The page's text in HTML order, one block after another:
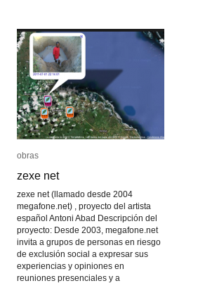
obras
zexe net
zexe net (llamado desde 2004
megafone.net) , proyecto del artista
español Antoni Abad Descripción del
proyecto: Desde 2003, megafone.net
invita a grupos de personas en riesgo
de exclusión social a expresar sus
experiencias y opiniones en
reuniones presenciales y a
obras
zexe net